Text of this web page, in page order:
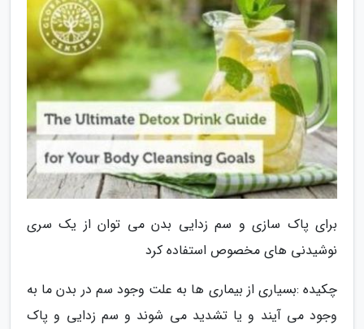
برای پاک سازی و سم زدایی بدن می توان از یک سری
نوشیدنی های مخصوص استفاده کرد
چکیده :بسیاری از بیماری ها به علت وجود سم در بدن ما به
وجود می آیند و یا تشدید می شوند و سم زدایی و پاک